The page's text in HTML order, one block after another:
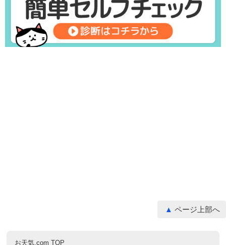
ページ上部へ
お天気.com TOP